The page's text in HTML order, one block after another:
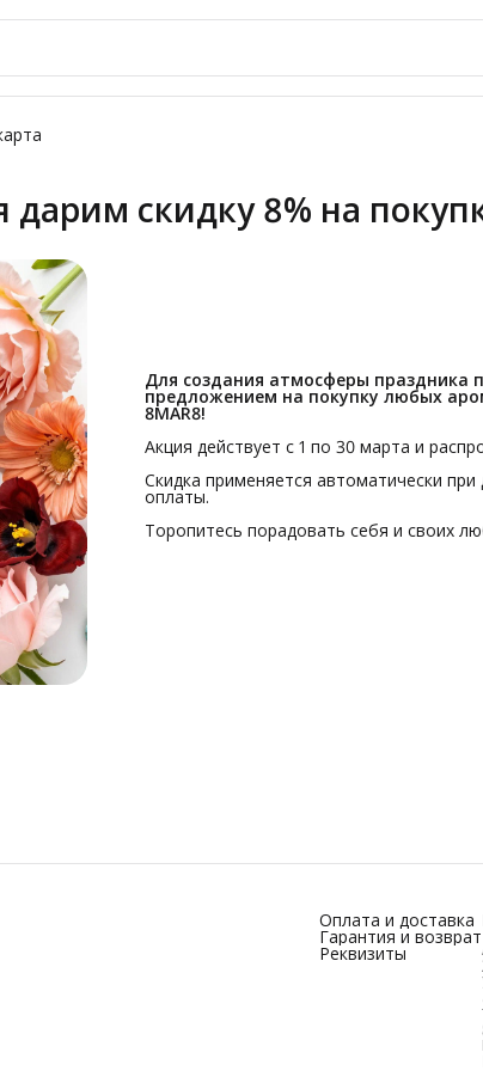
скидку 8% на
Для создания атмосферы праздника
предложением на покупку любых
8MAR8!
Акция действует с 1 по 30 марта и
Скидка применяется автоматически
оплаты.
Торопитесь порадовать себя и своих
Оплата и доставка
Гарантия и возврат
Реквизиты